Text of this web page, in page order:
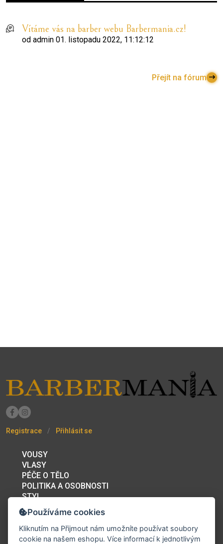
Vítáme vás na barber webu Barbermania.cz!
od admin 01. listopadu 2022, 11:12:12
Přejít na fórum
Registrace Přihlásit se
VOUSY
VLASY
PÉČE O TĚLO
POLITIKA A OSOBNOSTI
STYL
BAZAR
PRACOVNÍ PŘÍLEŽITOSTI
FÓRUM
BARBERSHOPY A KADEŘNICTVÍ
Používáme cookies
Kliknutím na Přijmout nám umožníte používat soubory
cookie na našem eshopu. Více informací k jednotlivým